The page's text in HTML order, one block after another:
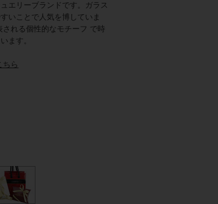
エリーブランドです。ガラス
いことで人気を博していま
れる個性的なモチーフ で時
ます。
ちら